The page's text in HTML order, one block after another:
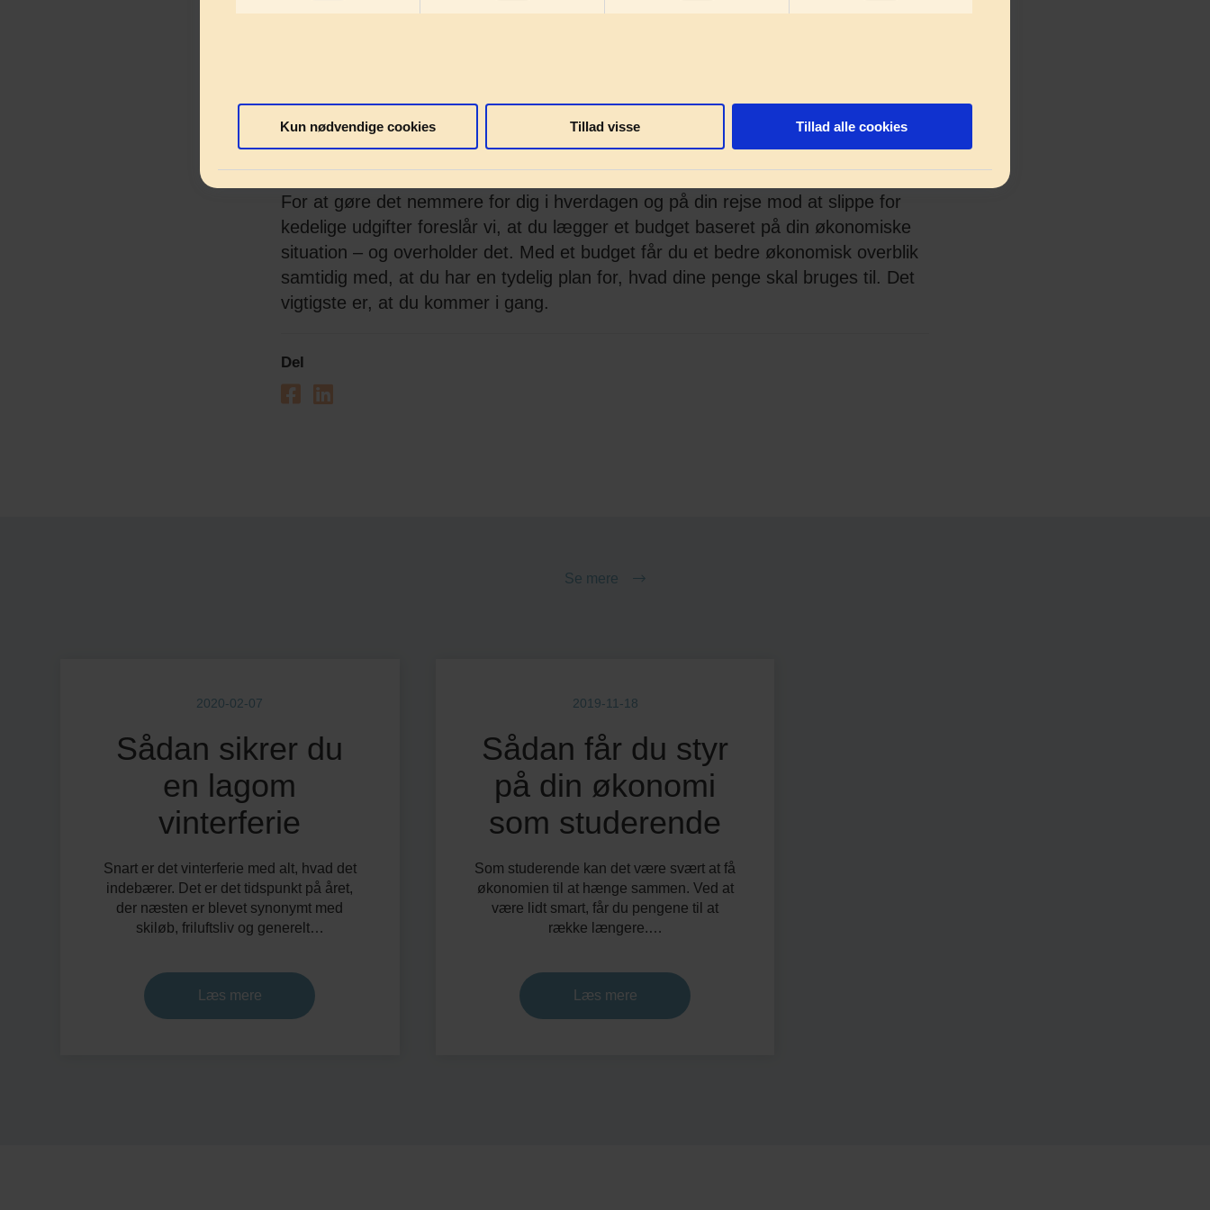
Kun nødvendige cookies Tillad visse Tillad alle cookies
At holde styr på sine regninger, og hvornår de skal betales, er en vigtig
der med rykker- og/eller inkassogebyrer, der kan blive dyrere på længere sigt.
Budget
For at gøre det nemmere for dig i hverdagen og på din rejse mod at slippe for
kedelige udgifter foreslår vi, at du lægger et budget baseret på din økonomiske
situation – og overholder det. Med et budget får du et bedre økonomisk overblik
samtidig med, at du har en tydelig plan for, hvad dine penge skal bruges til. Det
vigtigste er, at du kommer i gang.
Del
Se mere
2020-02-07
Sådan sikrer du
en lagom
vinterferie
Snart er det vinterferie med alt, hvad det
indebærer. Det er det tidspunkt på året,
der næsten er blevet synonymt med
skiløb, friluftsliv og generelt…
Læs mere
2019-11-18
Sådan får du styr
på din økonomi
som studerende
Som studerende kan det være svært at få
økonomien til at hænge sammen. Ved at
være lidt smart, får du pengene til at
række længere.…
Læs mere